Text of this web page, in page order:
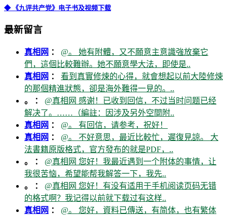
◆ 《九评共产党》电子书及视频下载
最新留言
真相网 ： @。 她有附體，又不願意主意識強放棄它
們，這個比較難辦。她不願意學大法，即使是..
真相网 ： 看到真實修煉的心得，就會想起以前大陸修煉
的那個精進狀態，卻是海外難得一見的。..
。 ： @真相网 感谢！已收到回信，不过当时问题已经
解决了。……（編註：因涉及另外空間附..
真相网 ： @。 有回信，请参考，祝好！
真相网 ： @。 不好意思，最近比較忙，遲復見諒。 大
法書籍原版格式，官方發布的就是PDF，..
。 ： @真相网 您好！我最近遇到一个附体的事情，让
我很苦恼，希望能帮我解答一下，我先..
。 ： @真相网 您好！有没有适用于手机阅读页码无错
的格式啊？我记得以前就下载过有这样..
真相网 ： @。 您好，資料已傳送，有简体，也有繁体